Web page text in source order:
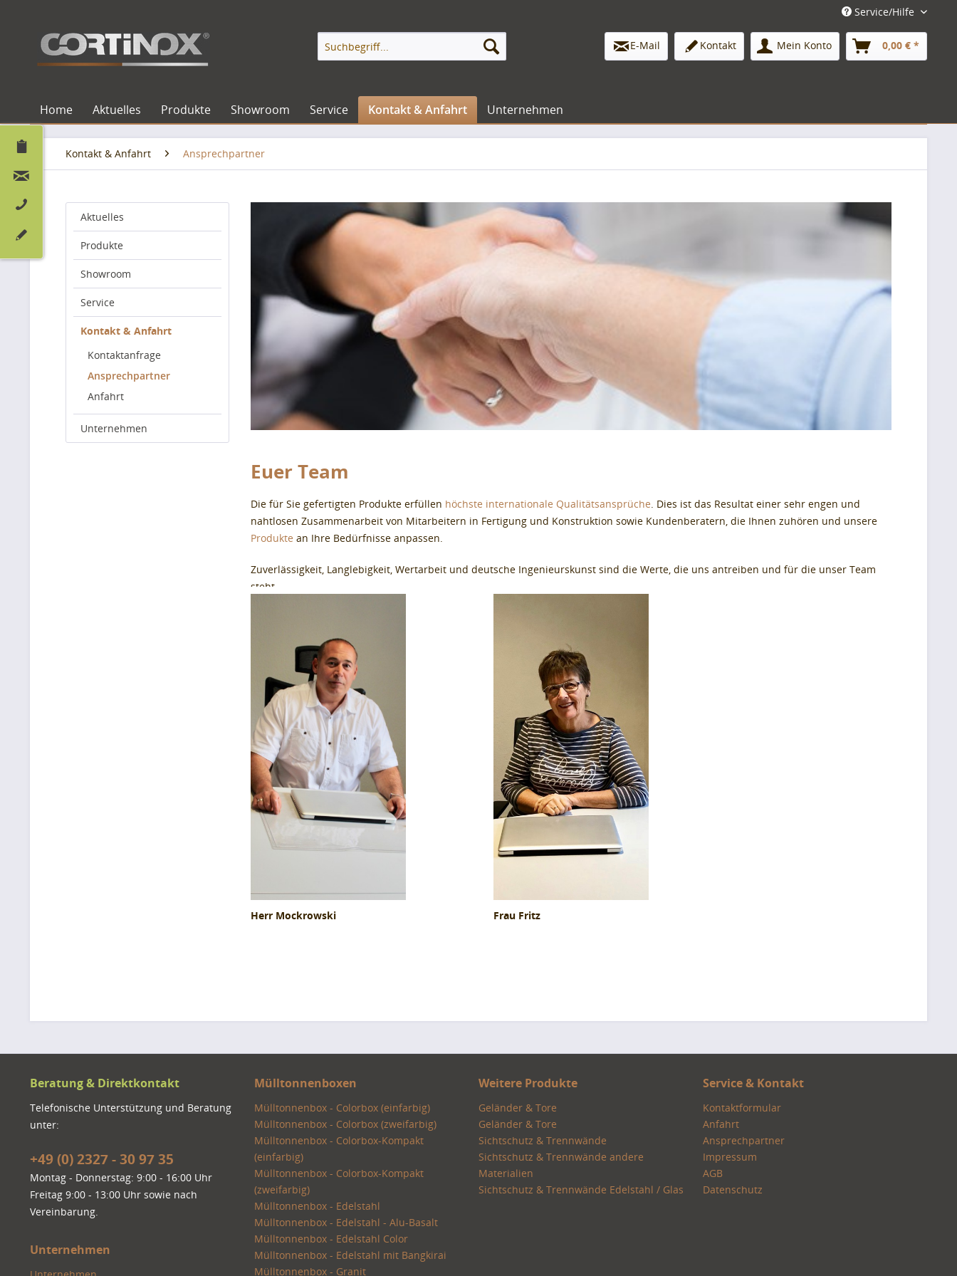
Service/Hilfe
E-Mail Kontakt Mein Konto 0,00 € *
Home Aktuelles Produkte Showroom Service Kontakt & Anfahrt Unternehmen
Kontakt & Anfahrt Ansprechpartner
Aktuelles
Produkte
Showroom
Service
Kontakt & Anfahrt
Kontaktanfrage
Ansprechpartner
Anfahrt
Unternehmen
Euer Team
Die für Sie gefertigten Produkte erfüllen höchste internationale Qualitätsansprüche. Dies ist das Resultat einer sehr engen und
nahtlosen Zusammenarbeit von Mitarbeitern in Fertigung und Konstruktion sowie Kundenberatern, die Ihnen zuhören und unsere
Produkte an Ihre Bedürfnisse anpassen.
Zuverlässigkeit, Langlebigkeit, Wertarbeit und deutsche Ingenieurskunst sind die Werte, die uns antreiben und für die unser Team
steht.
Herr Mockrowski Frau Fritz
Beratung & Direktkontakt
Telefonische Unterstützung und Beratung
unter:
+49 (0) 2327 - 30 97 35
Montag - Donnerstag: 9:00 - 16:00 Uhr
Freitag 9:00 - 13:00 Uhr sowie nach
Vereinbarung.
Unternehmen
Mülltonnenboxen
Mülltonnenbox - Colorbox (einfarbig)
Mülltonnenbox - Colorbox (zweifarbig)
Mülltonnenbox - Colorbox-Kompakt
(einfarbig)
Mülltonnenbox - Colorbox-Kompakt
(zweifarbig)
Mülltonnenbox - Edelstahl
Mülltonnenbox - Edelstahl - Alu-Basalt
Mülltonnenbox - Edelstahl Color
Mülltonnenbox - Edelstahl mit Bangkirai
Mülltonnenbox - Granit
Weitere Produkte
Geländer & Tore
Geländer & Tore
Sichtschutz & Trennwände
Sichtschutz & Trennwände andere
Materialien
Sichtschutz & Trennwände Edelstahl / Glas
Service & Kontakt
Kontaktformular
Anfahrt
Ansprechpartner
Impressum
AGB
Datenschutz